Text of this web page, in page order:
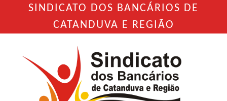
SINDICATO DOS BANCÁRIOS DE
CATANDUVA E REGIÃO